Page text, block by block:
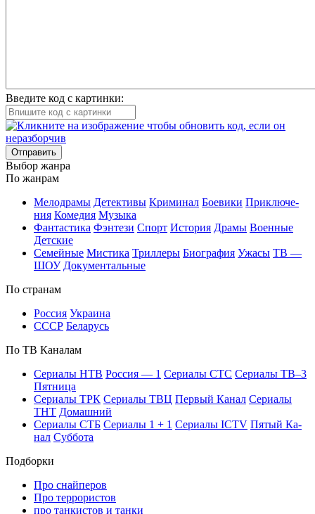
Введите код с картинки:
Отправить
Вы­бор жан­ра
По жан­рам
Ме­ло­дра­мы Де­тек­ти­вы Кри­ми­нал Бое­ви­ки При­клю­че­
ния Ко­ме­дия Му­зы­ка
Фан­та­сти­ка Фэн­те­зи Спорт Ис­то­рия Дра­мы Во­ен­ные
Дет­ские
Се­мей­ные Мис­ти­ка Трил­ле­ры Био­гра­фия Ужа­сы ТВ —
ШОУ До­ку­мен­таль­ные
По стра­нам
Рос­сия Ук­раи­на
СССР Бе­ла­русь
По ТВ Ка­на­лам
Се­риа­лы НТВ Рос­сия — 1 Се­риа­лы СТС Се­риа­лы ТВ–3
Пят­ни­ца
Се­риа­лы ТРК Се­риа­лы ТВЦ Пер­вый Ка­нал Се­риа­лы
ТНТ До­маш­ний
Се­риа­лы СТБ Се­риа­лы 1 + 1 Се­риа­лы ICTV Пя­тый Ка­
нал Суб­бо­та
Подборки
Про снайперов
Про террористов
про танкистов и танки